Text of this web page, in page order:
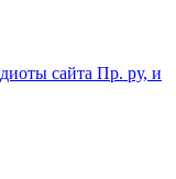
сайта Пр. ру, и